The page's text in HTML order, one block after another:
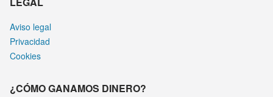
Aviso legal
Privacidad
Cookies
¿CÓMO GANAMOS DINERO?